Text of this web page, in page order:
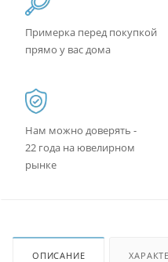
Примерка перед покупкой
прямо у вас дома
Нам можно доверять -
22 года на ювелирном
рынке
ОПИСАНИЕ